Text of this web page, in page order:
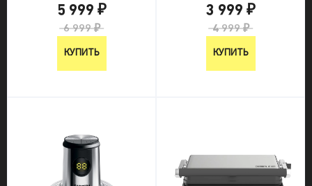
5 999 ₽
6 999 ₽
КУПИТЬ
3 999 ₽
4 999 ₽
КУПИТЬ